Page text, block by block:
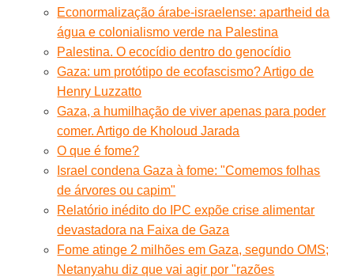
Econormalização árabe-israelense: apartheid da
água e colonialismo verde na Palestina
Palestina. O ecocídio dentro do genocídio
Gaza: um protótipo de ecofascismo? Artigo de
Henry Luzzatto
Gaza, a humilhação de viver apenas para poder
comer. Artigo de Kholoud Jarada
O que é fome?
Israel condena Gaza à fome: "Comemos folhas
de árvores ou capim"
Relatório inédito do IPC expõe crise alimentar
devastadora na Faixa de Gaza
Fome atinge 2 milhões em Gaza, segundo OMS;
Netanyahu diz que vai agir por "razões